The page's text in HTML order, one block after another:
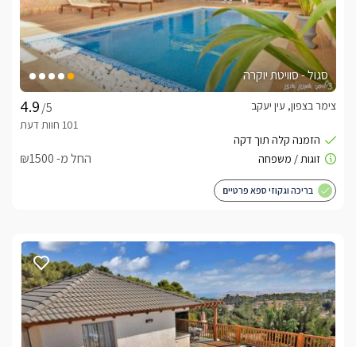
סגול - סוויטת יוקרה
/5
צימר בצפון, עין יעקב
החל מ- ₪1500
בריכה וגקוזי ספא פרטיים